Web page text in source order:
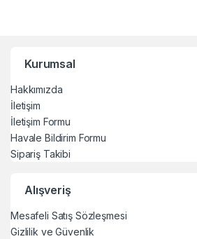
Kurumsal
Hakkımızda
İletişim
İletişim Formu
Havale Bildirim Formu
Sipariş Takibi
Alışveriş
Mesafeli Satış Sözleşmesi
Gizlilik ve Güvenlik